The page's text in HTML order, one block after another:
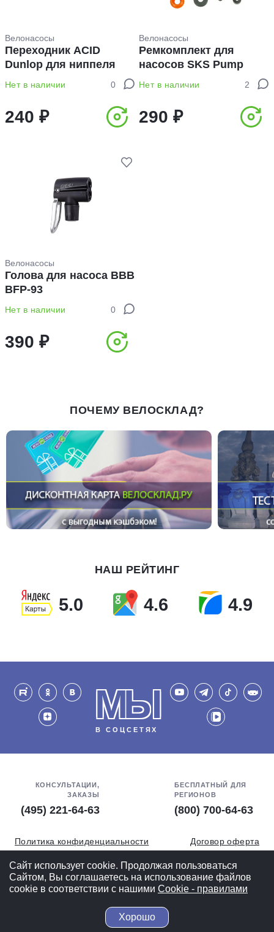
Велонасосы
Переходник ACID
Dunlop для ниппеля
(93048)
Нет в наличии 0
240 ₽
Велонасосы
Ремкомплект для
насосов SKS Pump
Repair-Kit (8995)
Нет в наличии 2
290 ₽
Велонасосы
Голова для насоса BBB
BFP-93
Нет в наличии 0
390 ₽
ПОЧЕМУ ВЕЛОСКЛАД?
НАШ РЕЙТИНГ
5.0 4.6 4.9
МЫ
В СОЦСЕТЯХ
КОНСУЛЬТАЦИИ,
ЗАКАЗЫ
(495) 221-64-63
БЕСПЛАТНЫЙ ДЛЯ
РЕГИОНОВ
(800) 700-64-63
Политика конфиденциальности
Договор оферта
Обработка персональных данных
СОУТ
Полная версия
© 2004-2026 ВелоСклад.ру - более 20 лет радуем Вас!
Сайт использует cookie. Продолжая пользоваться
Сайтом, Вы соглашаетесь на использование файлов
cookie в соответствии с нашими Cookiе - правилами
Хорошо